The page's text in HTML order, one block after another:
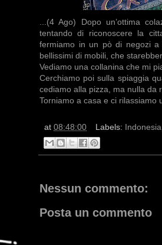
...(4 Ago) Dopo un’ottima
tentando di riconoscere la
fermiamo in un pò di negozi
bellissimi di mobili, che
Vediamo una collanina che mi
Cerchiamo poi sulla spiaggia
cediamo alla pizza, ma nulla da
Torniamo a casa e ci rilassiamo
at 08:48:00 Labels: Indonesia
Nessun commento:
Posta un commento